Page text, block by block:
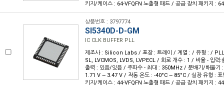
키지/케이스 : 64-VFQFN 노출형 패드 / 공급 장치 패키지 :
상품번호 : 3797774
SI5340D-D-GM
IC CLK BUFFER PLL
제조사 : Silicon Labs / 포장 : 트레이 / 계열 : / 유형 : /
SL, LVCMOS, LVDS, LVPECL / 회로 개수 : 1 / 비율 - 입력:
출력 : 있음/있음 / 주파수 - 최대 : 350MHz / 분배기/배율기
1.71 V ~ 3.47 V / 작동 온도 : -40°C ~ 85°C / 실장 유형 :
키지/케이스 : 44-VFQFN 노출형 패드 / 공급 장치 패키지 :